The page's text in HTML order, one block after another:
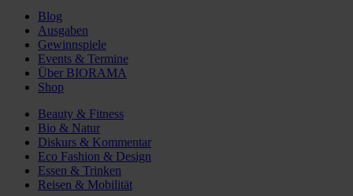
Blog
Ausgaben
Gewinnspiele
Events & Termine
Über BIORAMA
Shop
Beauty & Fitness
Bio & Natur
Diskurs & Kommentar
Eco Fashion & Design
Essen & Trinken
Reisen & Mobilität